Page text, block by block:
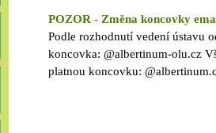
POZOR - Změna koncovky
Podle rozhodnutí vedení ústavu
koncovka: @albertinum-olu.cz
platnou koncovku: